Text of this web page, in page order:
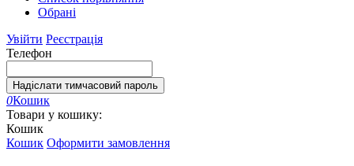
Обрані
Увійти Реєстрація
Телефон
Надіслати тимчасовий пароль
0Кошик
Товари у кошику:
Кошик
Кошик Оформити замовлення